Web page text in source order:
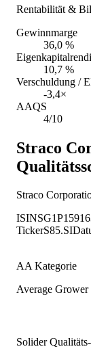
Rentabilität &
Gewinnmarge
36,0 %
10,7 %
Verschuldung /
-3,4×
AAQS
4/10
Straco
Straco
ISIN
TickerS85.SI
AA Kategorie
Average Grower
Solider